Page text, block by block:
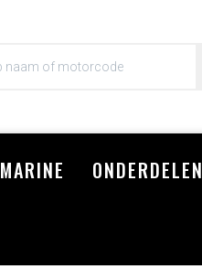
MARINE ONDERDELEN